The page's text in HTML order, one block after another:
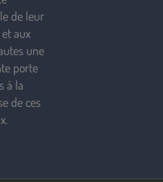
de leur
aux
une
porte
à la
de ces